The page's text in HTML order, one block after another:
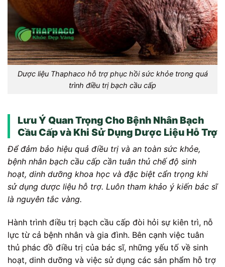
Dược liệu Thaphaco hỗ trợ phục hồi sức khỏe trong quá
trình điều trị bạch cầu cấp
Lưu Ý Quan Trọng Cho Bệnh Nhân Bạch
Cầu Cấp và Khi Sử Dụng Dược Liệu Hỗ Trợ
Để đảm bảo hiệu quả điều trị và an toàn sức khỏe,
bệnh nhân bạch cầu cấp cần tuân thủ chế độ sinh
hoạt, dinh dưỡng khoa học và đặc biệt cẩn trọng khi
sử dụng dược liệu hỗ trợ. Luôn tham khảo ý kiến bác sĩ
là nguyên tắc vàng.
Hành trình điều trị bạch cầu cấp đòi hỏi sự kiên trì, nỗ
lực từ cả bệnh nhân và gia đình. Bên cạnh việc tuân
thủ phác đồ điều trị của bác sĩ, những yếu tố về sinh
hoạt, dinh dưỡng và việc sử dụng các sản phẩm hỗ trợ